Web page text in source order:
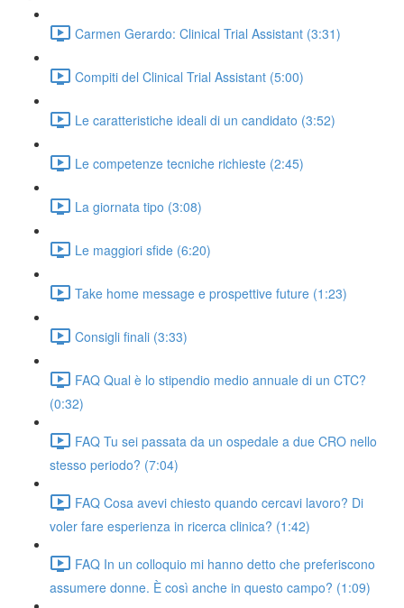
Carmen Gerardo: Clinical Trial Assistant (3:31)
Compiti del Clinical Trial Assistant (5:00)
Le caratteristiche ideali di un candidato (3:52)
Le competenze tecniche richieste (2:45)
La giornata tipo (3:08)
Le maggiori sfide (6:20)
Take home message e prospettive future (1:23)
Consigli finali (3:33)
FAQ Qual è lo stipendio medio annuale di un CTC?
(0:32)
FAQ Tu sei passata da un ospedale a due CRO nello
stesso periodo? (7:04)
FAQ Cosa avevi chiesto quando cercavi lavoro? Di
voler fare esperienza in ricerca clinica? (1:42)
FAQ In un colloquio mi hanno detto che preferiscono
assumere donne. È così anche in questo campo? (1:09)